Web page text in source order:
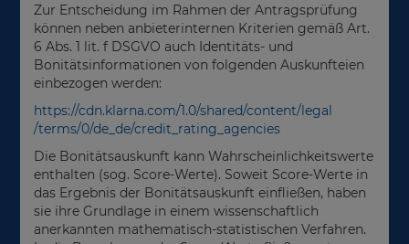
Zur Entscheidung im Rahmen der Antragsprüfung
können neben anbieterinternen Kriterien gemäß Art.
6 Abs. 1 lit. f DSGVO auch Identitäts- und
Bonitätsinformationen von folgenden Auskunfteien
einbezogen werden:
https://cdn.klarna.com/1.0/shared/content/legal
/terms/0/de_de/credit_rating_agencies
Die Bonitätsauskunft kann Wahrscheinlichkeitswerte
enthalten (sog. Score-Werte). Soweit Score-Werte in
das Ergebnis der Bonitätsauskunft einfließen, haben
sie ihre Grundlage in einem wissenschaftlich
anerkannten mathematisch-statistischen Verfahren.